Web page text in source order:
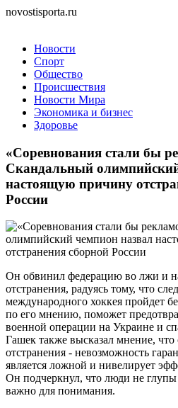
novostisporta.ru
Новости
Спорт
Общество
Происшествия
Новости Мира
Экономика и бизнес
Здоровье
«Соревнования стали бы
Скандальный
настоящую причину
России
Он обвинил федерацию во лжи и
отстранения, радуясь тому, что
международного хоккея пройдет
по его мнению, поможет
военной операции на Украине и
Гашек также высказал мнение,
отстранения - невозможность
является ложной и нивелирует
Он подчеркнул, что люди не глупы
важно для понимания.